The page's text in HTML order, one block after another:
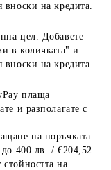
вноски на кредита.
цел. Добавете
в количката" и
вноски на кредита.
плаща
и разполагате с
на поръчката
до 400 лв. / €204,52
на